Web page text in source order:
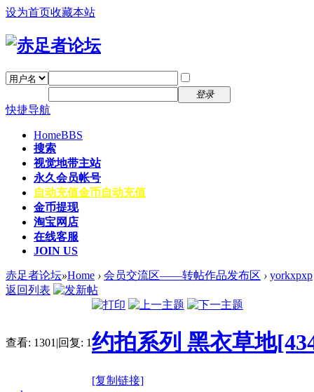
设为首页收藏本站
登录
快捷导航
HomeBBS
搜索
视觉地带主站
永久会员帐号
自动充值金币自动充值
金币提现
淘宝网店
在线客服
JOIN US
赤足者论坛»Home › 会员交流区——转帖作品发布区 › yorkxpxp
返回列表
查看: 1301 |回复: 1约拍系列 黑衣草地
[复制链接]